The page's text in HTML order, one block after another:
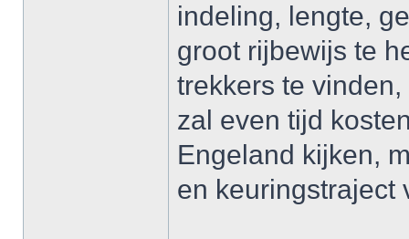
indeling, lengte,
groot rijbewijs te
trekkers te
zal even tijd
Engeland kijken,
en keuringstraject